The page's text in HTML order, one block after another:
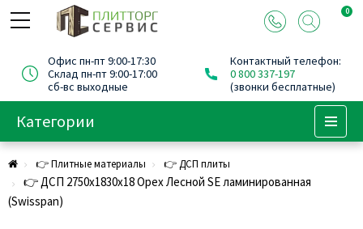
0
Офис пн-пт 9:00-17:30
Склад пн-пт 9:00-17:00
сб-вс выходные
Контактный телефон:
0 800 337-197
(звонки бесплатные)
Категории
👉 Плитные материалы 👉 ДСП плиты
👉 ДСП 2750х1830х18 Орех Лесной SE ламинированная
(Swisspan)